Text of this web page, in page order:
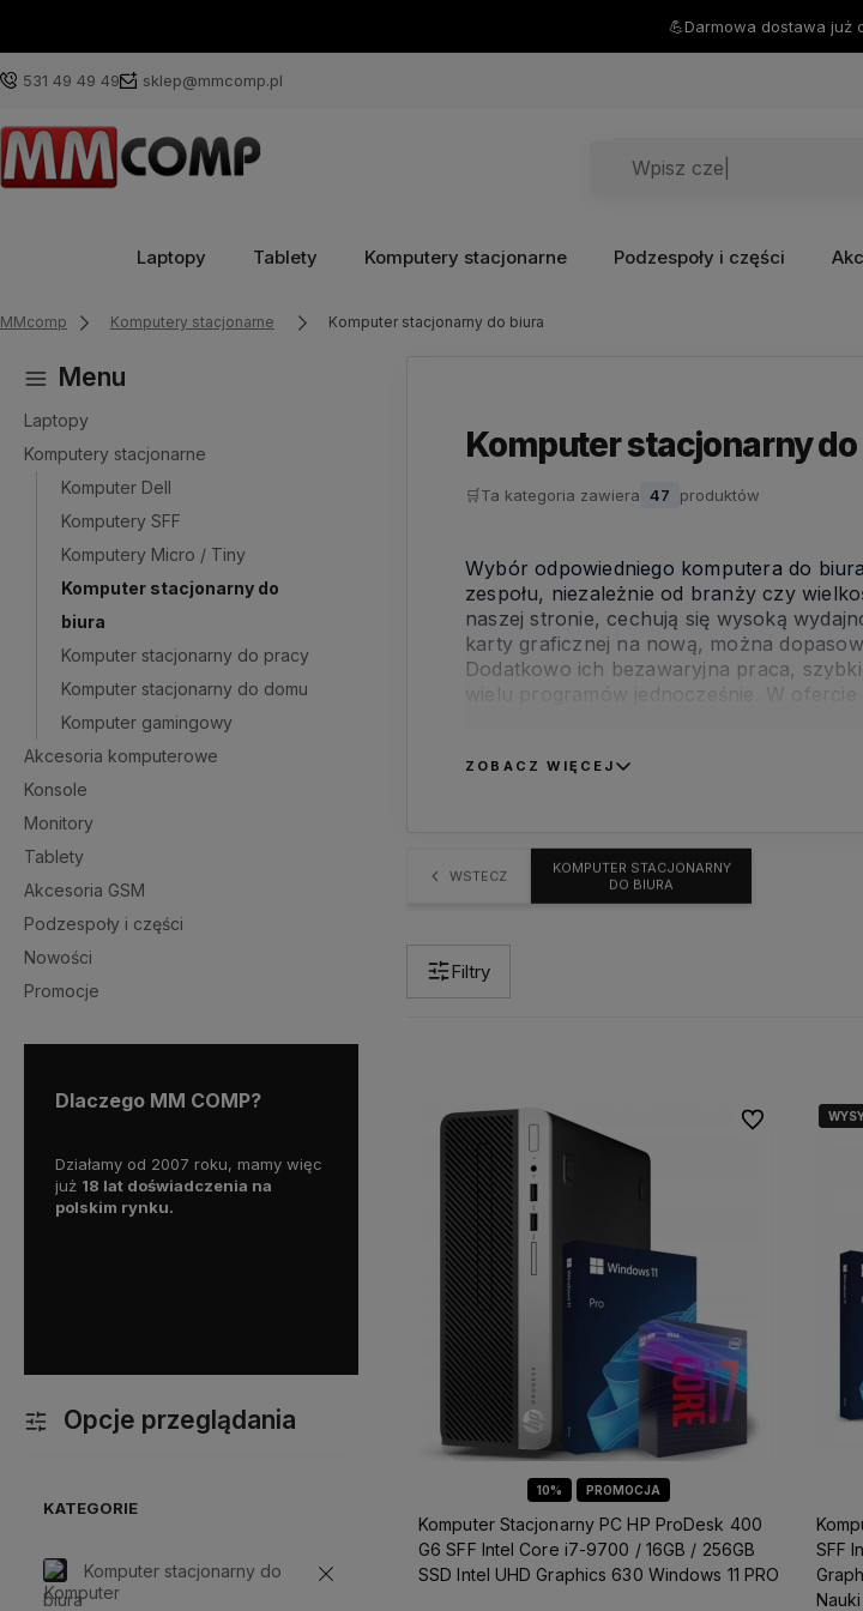
💪Darmowa dostawa już
531 49 49 49 sklep@mmcomp.pl
Laptopy Tablety Komputery stacjonarne Podzespoły i części
MMcomp Komputery stacjonarne Komputer stacjonarny do biura
Menu
Laptopy
Komputery stacjonarne
Komputer Dell
Komputery SFF
Komputery Micro / Tiny
Komputer stacjonarny do
biura
Komputer stacjonarny do pracy
Komputer stacjonarny do domu
Komputer gamingowy
Akcesoria komputerowe
Konsole
Monitory
Tablety
Akcesoria GSM
Podzespoły i części
Nowości
Promocje
Dlaczego MM COMP?
Działamy od 2007 roku, mamy więc
już 18 lat doświadczenia na
polskim rynku.
Wszystkie nasze produkty objęte są
gwaracją, a nasz doświadczony
personel pomoże w wyborze
optymalnego sprzętu, oraz pomoże
z kazdym problemem dotyczącym
Dodatkowo możesz
liczyć na ekspresową i pewną
Skorzystaj z darmowej dostawy już
Opcje przeglądania
KATEGORIE
Komputer stacjonarny do
biura
Komputer stacjonarny
🛒Ta kategoria zawiera 47 produktów
Wybór odpowiedniego komputera do
zespołu, niezależnie od branży czy
naszej stronie, cechują się wysoką
karty graficznej na nową, można
Dodatkowo ich bezawaryjna praca,
wielu programów jednocześnie. W
ZOBACZ WIĘCEJ
WSTECZ
KOMPUTER STACJONARNY
DO BIURA
Filtry
10% PROMOCJA
Komputer Stacjonarny PC HP ProDesk 400
G6 SFF Intel Core i7-9700 / 16GB / 256GB
SSD Intel UHD Graphics 630 Windows 11 PRO
Do ulubionych
SFF
Nauki